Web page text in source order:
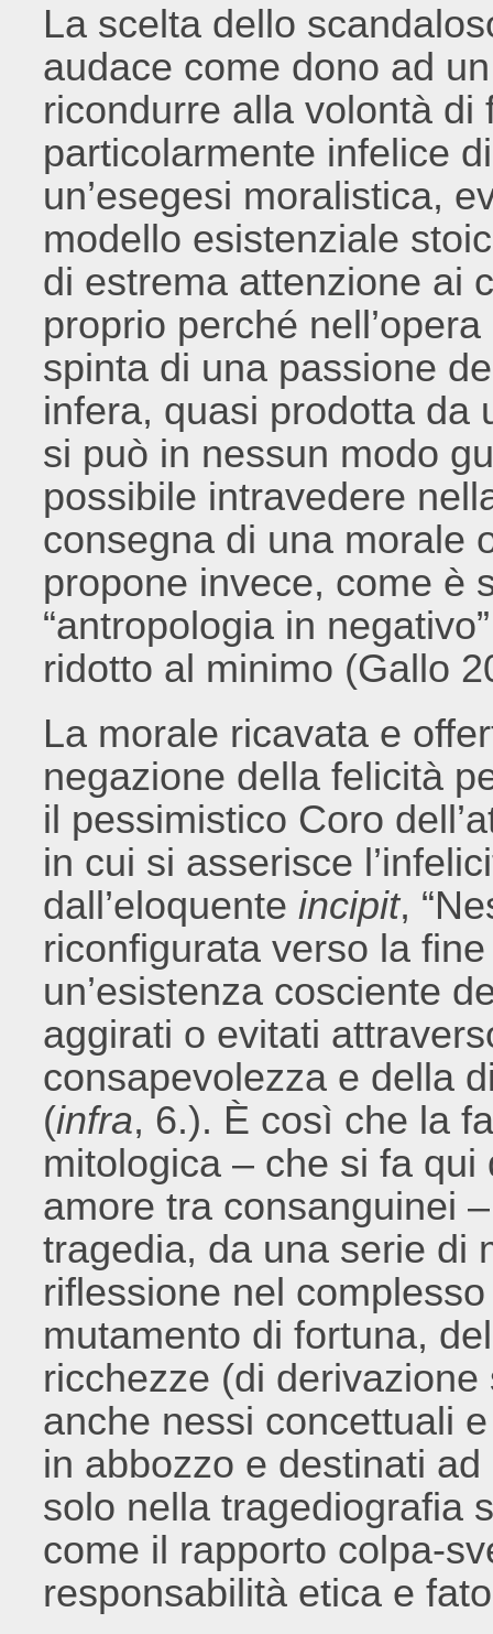
La scelta dello
audace come dono ad
ricondurre alla volontà di
particolarmente infelice
un’esegesi moralistica,
modello esistenziale
di estrema attenzione ai
proprio perché
spinta di una passione
infera, quasi prodotta da
si può in nessun modo
possibile intravedere
consegna di una morale
propone invece, come è
“antropologia in
ridotto al minimo (Gallo
La morale ricavata e
negazione della felicità
il pessimistico Coro
in cui si asserisce
dall’eloquenteincipit,
riconfigurata verso la
un’esistenza cosciente
aggirati o evitati
consapevolezza e della
(infra, 6.). È così che la
mitologica – che si fa
amore tra consanguinei
tragedia, da una serie di
riflessione nel
mutamento di fortuna,
ricchezze (di
anche nessi concettuali
in abbozzo e destinati
solo nella tragediografia
come il rapporto colpa-
responsabilità etica e